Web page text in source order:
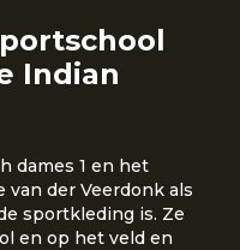
Indian
dames 1 en het
van der Veerdonk als
sportkleding is. Ze
en op het veld en